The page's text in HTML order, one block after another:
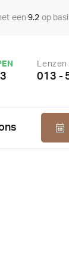
een9.2 op
Lenzen
013 -